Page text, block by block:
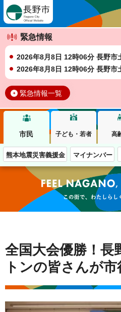
緊急情報
2026年8月8日 12時06分 長野市
2026年8月8日 12時06分 長野市
緊急情報一覧
市民 子ども・若者 高
熊本地震災害義援金 マイナンバー
この街で、わたしら
全国大会優勝！長
トンの皆さんが